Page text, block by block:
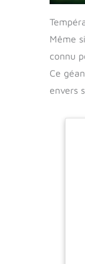
Même
connu
Ce
envers